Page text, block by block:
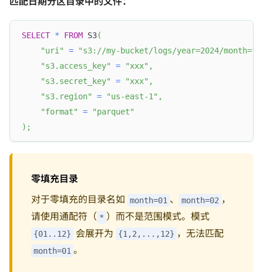
SELECT * FROM S3(
"uri"
=
"s3://my-bucket/logs/year=2024/
"s3.access_key"
= "xxx" ,
"s3.secret_key"
= "xxx" ,
"s3.region"
= "us-east-1" ,
"format"
=
"parquet"
) ;
零填充目录
对于零填充的目录名如 month=01 、 month=02 ，
请使用通配符（ * ）而不是范围模式。模式
{01..12} 会展开为 {1,2,...,12} ，无法匹配
month=01 。